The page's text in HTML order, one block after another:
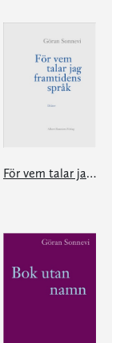
För vem talar jag framtidens språk